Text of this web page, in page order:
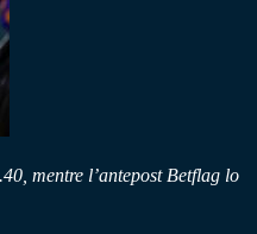
mentre l’antepost Betflag lo